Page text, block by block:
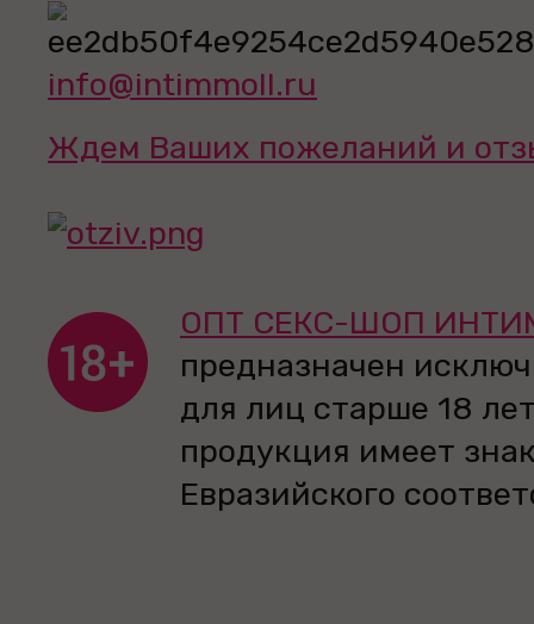
info@intimmoll.ru
Ждем Ваших пожеланий и
ОПТ СЕКС-ШОП
предназначен
для лиц старше 18
продукция имеет
Евразийского